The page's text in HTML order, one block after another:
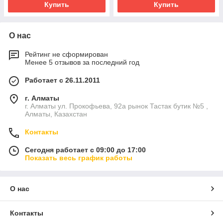
Купить Купить
О нас
Рейтинг не сформирован
Менее 5 отзывов за последний год
Работает с 26.11.2011
г. Алматы
г. Алматы ул. Прокофьева, 92а рынок Тастак бутик №5 ,
Алматы, Казахстан
Контакты
Сегодня работает с 09:00 до 17:00
Показать весь график работы
О нас
Контакты